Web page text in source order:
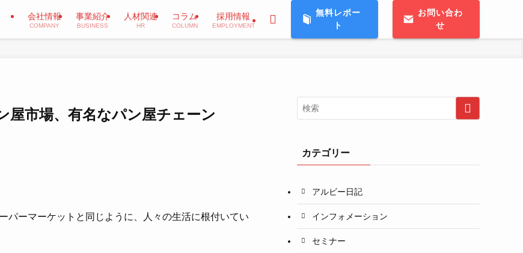
会社情報
COMPANY
事業紹介
BUSINESS
人材関連
HR
コラム
COLUMN
採用情報
EMPLOYMENT
無料レポー
ト
お問い合わ
せ
屋市場、有名なパン屋チェーン
パーマーケットと同じように、人々の生活に根付いてい
カテゴリー
アルビー日記
インフォメーション
セミナー